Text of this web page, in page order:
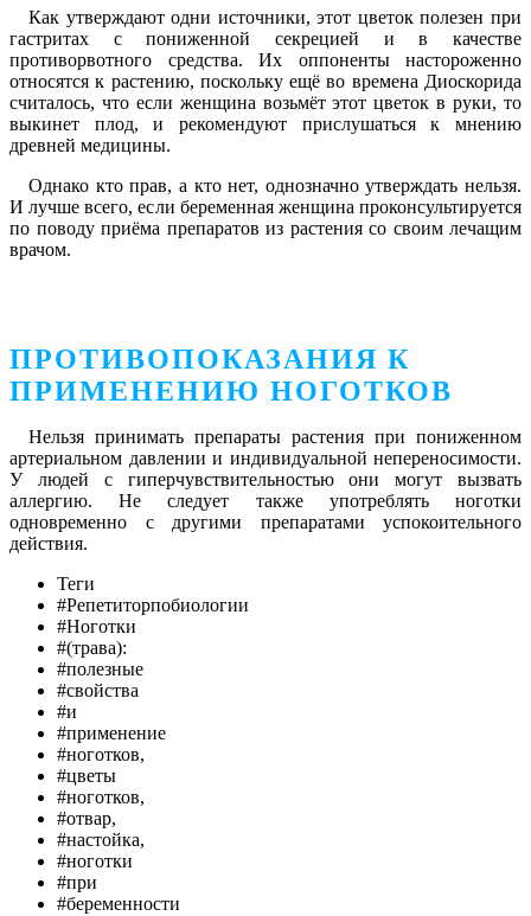
Как утверждают одни источники, этот цветок полезен при
гастритах с пониженной секрецией и в качестве
противорвотного средства. Их оппоненты настороженно
относятся к растению, поскольку ещё во времена Диоскорида
считалось, что если женщина возьмёт этот цветок в руки, то
выкинет плод, и рекомендуют прислушаться к мнению
древней медицины.
Однако кто прав, а кто нет, однозначно утверждать нельзя.
И лучше всего, если беременная женщина проконсультируется
по поводу приёма препаратов из растения со своим лечащим
врачом.
ПРОТИВОПОКАЗАНИЯ К
ПРИМЕНЕНИЮ НОГОТКОВ
Нельзя принимать препараты растения при пониженном
артериальном давлении и индивидуальной непереносимости.
У людей с гиперчувствительностью они могут вызвать
аллергию. Не следует также употреблять ноготки
одновременно с другими препаратами успокоительного
действия.
Теги
#Репетиторпобиологии
#Ноготки
#(трава):
#полезные
#свойства
#и
#применение
#ноготков,
#цветы
#ноготков,
#отвар,
#настойка,
#ноготки
#при
#беременности